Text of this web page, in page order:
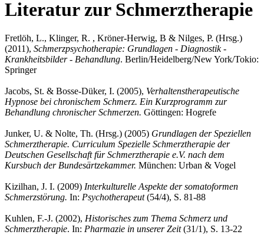
Literatur zur Schmerztherapie
Fretlöh, L., Klinger, R. , Kröner-Herwig, B & Nilges, P. (Hrsg.)
(2011), Schmerzpsychotherapie: Grundlagen - Diagnostik -
Krankheitsbilder - Behandlung. Berlin/Heidelberg/New York/Tokio:
Springer
Jacobs, St. & Bosse-Düker, I. (2005), Verhaltenstherapeutische
Hypnose bei chronischem Schmerz. Ein Kurzprogramm zur
Behandlung chronischer Schmerzen. Göttingen: Hogrefe
Junker, U. & Nolte, Th. (Hrsg.) (2005) Grundlagen der Speziellen
Schmerztherapie. Curriculum Spezielle Schmerztherapie der
Deutschen Gesellschaft für Schmerztherapie e.V. nach dem
Kursbuch der Bundesärtzekammer. München: Urban & Vogel
Kizilhan, J. I. (2009) Interkulturelle Aspekte der somatoformen
Schmerzstörung. In: Psychotherapeut(54/4), S. 81-88
Kuhlen, F.-J. (2002), Historisches zum Thema Schmerz und
Schmerztherapie. In: Pharmazie in unserer Zeit(31/1), S. 13-22